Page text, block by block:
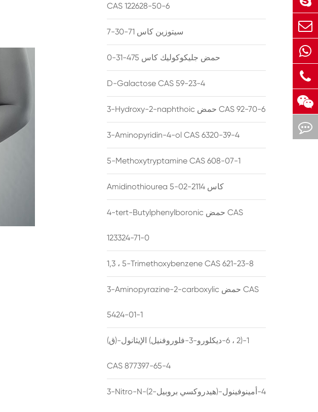
CAS 122628-50-6
سيتوزين كاس 71-30-7
حمض جليكوكوليك كاس 475-31-0
D-Galactose CAS 59-23-4
3-Hydroxy-2-naphthoic حمض CAS 92-70-6
3-Aminopyridin-4-ol CAS 6320-39-4
5-Methoxytryptamine CAS 608-07-1
Amidinothiourea كاس 2114-02-5
4-tert-Butylphenylboronic حمض CAS
123324-71-0
1,3 ، 5-Trimethoxybenzene CAS 621-23-8
3-Aminopyrazine-2-carboxylic حمض CAS
5424-01-1
(ق)-1-(2 ، 6-ديكلورو-3-فلوروفنيل) الإيثانول
CAS 877397-65-4
3-Nitro-N-(2-هيدروكسي بروبيل)-4-أمينوفينول